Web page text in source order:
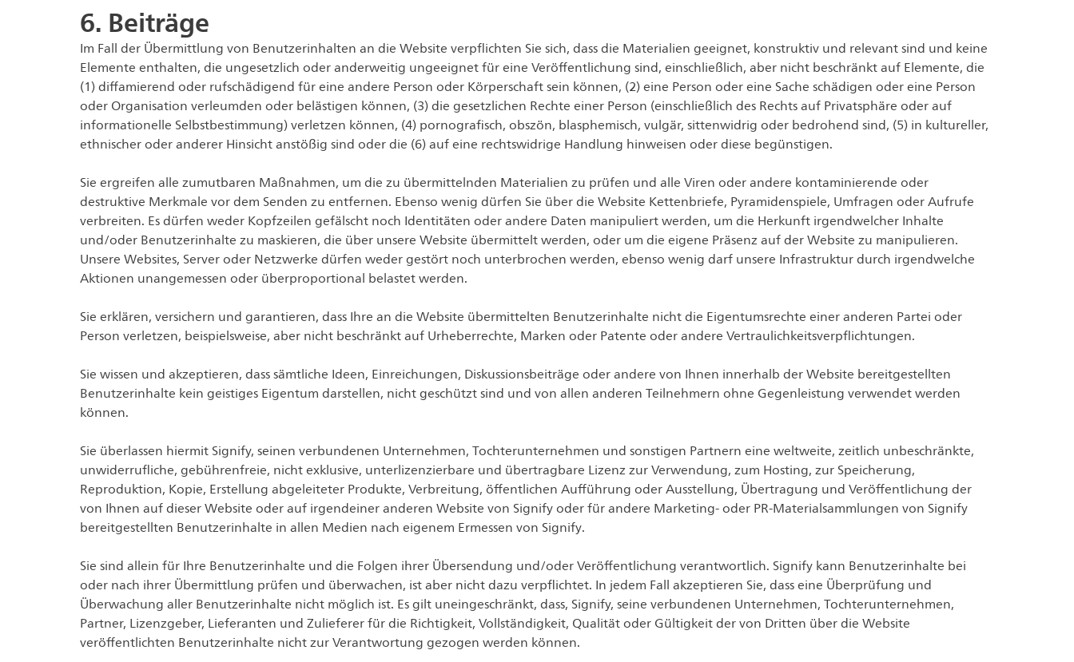
6. Beiträge
Im Fall der Übermittlung von Benutzerinhalten an die Website verpflichten Sie sich, dass die Materialien geeignet, konstruktiv und relevant sind und keine
Elemente enthalten, die ungesetzlich oder anderweitig ungeeignet für eine Veröffentlichung sind, einschließlich, aber nicht beschränkt auf Elemente, die
(1) diffamierend oder rufschädigend für eine andere Person oder Körperschaft sein können, (2) eine Person oder eine Sache schädigen oder eine Person
oder Organisation verleumden oder belästigen können, (3) die gesetzlichen Rechte einer Person (einschließlich des Rechts auf Privatsphäre oder auf
informationelle Selbstbestimmung) verletzen können, (4) pornografisch, obszön, blasphemisch, vulgär, sittenwidrig oder bedrohend sind, (5) in kultureller,
ethnischer oder anderer Hinsicht anstößig sind oder die (6) auf eine rechtswidrige Handlung hinweisen oder diese begünstigen.
Sie ergreifen alle zumutbaren Maßnahmen, um die zu übermittelnden Materialien zu prüfen und alle Viren oder andere kontaminierende oder
destruktive Merkmale vor dem Senden zu entfernen. Ebenso wenig dürfen Sie über die Website Kettenbriefe, Pyramidenspiele, Umfragen oder Aufrufe
verbreiten. Es dürfen weder Kopfzeilen gefälscht noch Identitäten oder andere Daten manipuliert werden, um die Herkunft irgendwelcher Inhalte
und/oder Benutzerinhalte zu maskieren, die über unsere Website übermittelt werden, oder um die eigene Präsenz auf der Website zu manipulieren.
Unsere Websites, Server oder Netzwerke dürfen weder gestört noch unterbrochen werden, ebenso wenig darf unsere Infrastruktur durch irgendwelche
Aktionen unangemessen oder überproportional belastet werden.
Sie erklären, versichern und garantieren, dass Ihre an die Website übermittelten Benutzerinhalte nicht die Eigentumsrechte einer anderen Partei oder
Person verletzen, beispielsweise, aber nicht beschränkt auf Urheberrechte, Marken oder Patente oder andere Vertraulichkeitsverpflichtungen.
Sie wissen und akzeptieren, dass sämtliche Ideen, Einreichungen, Diskussionsbeiträge oder andere von Ihnen innerhalb der Website bereitgestellten
Benutzerinhalte kein geistiges Eigentum darstellen, nicht geschützt sind und von allen anderen Teilnehmern ohne Gegenleistung verwendet werden
können.
Sie überlassen hiermit Signify, seinen verbundenen Unternehmen, Tochterunternehmen und sonstigen Partnern eine weltweite, zeitlich unbeschränkte,
unwiderrufliche, gebührenfreie, nicht exklusive, unterlizenzierbare und übertragbare Lizenz zur Verwendung, zum Hosting, zur Speicherung,
Reproduktion, Kopie, Erstellung abgeleiteter Produkte, Verbreitung, öffentlichen Aufführung oder Ausstellung, Übertragung und Veröffentlichung der
von Ihnen auf dieser Website oder auf irgendeiner anderen Website von Signify oder für andere Marketing- oder PR-Materialsammlungen von Signify
bereitgestellten Benutzerinhalte in allen Medien nach eigenem Ermessen von Signify.
Sie sind allein für Ihre Benutzerinhalte und die Folgen ihrer Übersendung und/oder Veröffentlichung verantwortlich. Signify kann Benutzerinhalte bei
oder nach ihrer Übermittlung prüfen und überwachen, ist aber nicht dazu verpflichtet. In jedem Fall akzeptieren Sie, dass eine Überprüfung und
Überwachung aller Benutzerinhalte nicht möglich ist. Es gilt uneingeschränkt, dass, Signify, seine verbundenen Unternehmen, Tochterunternehmen,
Partner, Lizenzgeber, Lieferanten und Zulieferer für die Richtigkeit, Vollständigkeit, Qualität oder Gültigkeit der von Dritten über die Website
veröffentlichten Benutzerinhalte nicht zur Verantwortung gezogen werden können.